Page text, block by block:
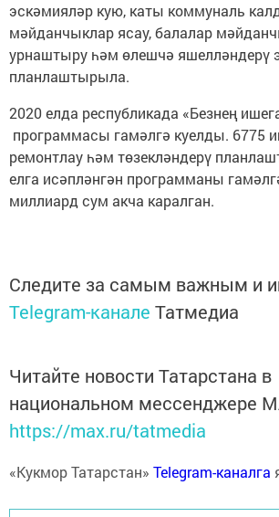
эскәмияләр кую, каты коммуналь
мәйданчыклар ясау, балалар
урнаштыру һәм өлешчә яшелләндерү
планлаштырыла.
2020 елда республикада «Безнең
программасы гамәлгә куелды. 6775
ремонтлау һәм төзекләндерү
елга исәпләнгән программаны
миллиард сум акча каралган.
Следите за самым важным и
Telegram-канале Татмедиа
Читайте новости Татарстана в
национальном мессенджере
https://max.ru/tatmedia
«Кукмор Татарстан» Telegram-каналга